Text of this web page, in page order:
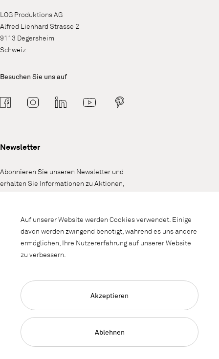
LOG Produktions AG
Alfred Lienhard Strasse 2
9113 Degersheim
Schweiz
Besuchen Sie uns auf
Newsletter
Abonnieren Sie unseren Newsletter und
erhalten Sie Informationen zu Aktionen,
Language Navigation
Deutsch
Impressum AGB
Auf unserer Website werden Cookies verwendet. Einige
davon werden zwingend benötigt, während es uns andere
ermöglichen, Ihre Nutzererfahrung auf unserer Website
zu verbessern.
Ablehnen
Akzeptieren